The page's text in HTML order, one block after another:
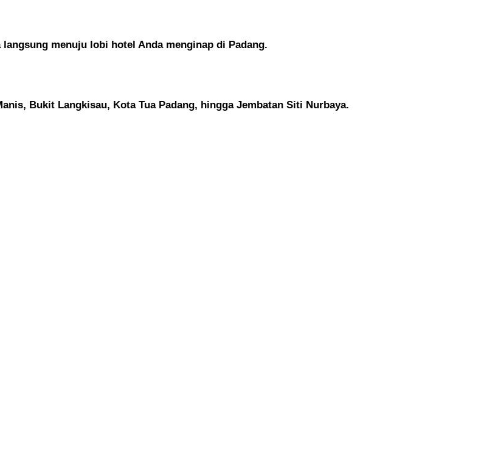
menuju lobi hotel Anda menginap di Padang.
Bukit Langkisau, Kota Tua Padang, hingga Jembatan Siti Nurbaya.